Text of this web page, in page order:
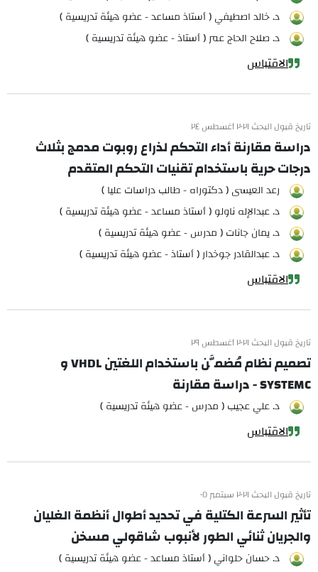
د. خالد اصطيفي ( أستاذ مساعد - عضو هيئة تدريسية )
د. صلاح الحاج عمر ( أستاذ - عضو هيئة تدريسية )
الاقتباس
تاريخ قبول البحث ٢٠٢١ أغسطس ٢٤
دراسة مقارنة أداء التحكم لذراع روبوت مدمج بثلاث
درجات حرية باستخدام تقنيات التحكم المتقدم
رعد العيسى ( دكتوراه - طالب دراسات عليا )
د. عبدالإله ناولو ( أستاذ مساعد - عضو هيئة تدريسية )
د. يمان جانات ( مدرس - عضو هيئة تدريسية )
د. عبدالقادر جوخدار ( أستاذ - عضو هيئة تدريسية )
الاقتباس
تاريخ قبول البحث ٢٠٢١ أغسطس ٢٩
تصميم نظام مُضمَّن باستخدام اللغتين VHDL و
SYSTEMC - دراسة مقارنة
د. علي عجيب ( مدرس - عضو هيئة تدريسية )
الاقتباس
تاريخ قبول البحث ٢٠٢١ سبتمبر ٠٥
تأثير السرعة الكتلية في تحديد أطوال أنظمة الغليان
والجريان ثنائي الطور لأنبوب شاقولي مسخن
د. حسان حلواني ( أستاذ مساعد - عضو هيئة تدريسية )